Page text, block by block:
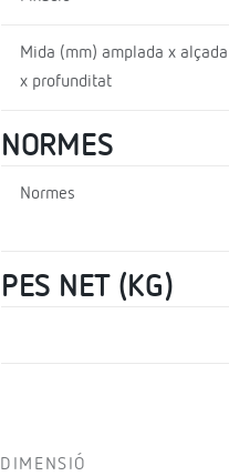
Mida (mm) amplada x alçada
x profunditat
NORMES
Normes
PES NET (KG)
DIMENSIÓ